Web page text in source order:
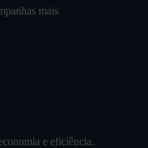
mais
e eficiência.